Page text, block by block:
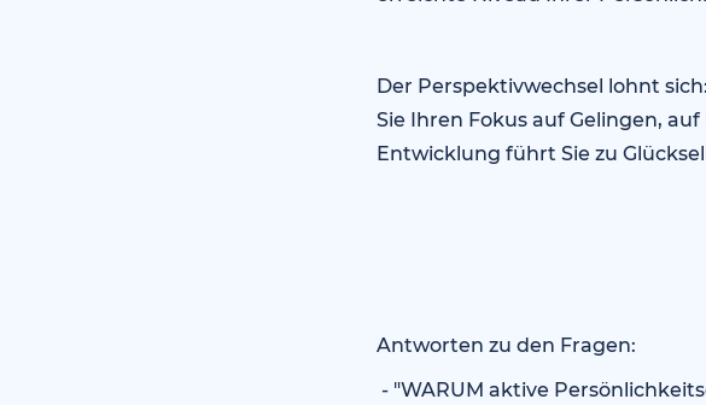
Der Perspektivwechsel lohnt
Sie Ihren Fokus auf Gelingen,
Entwicklung führt Sie zu
Antworten zu den Fragen:
- "WARUM aktive